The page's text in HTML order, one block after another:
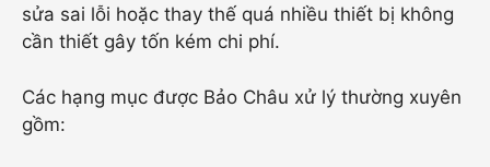
sửa sai lỗi hoặc thay thế quá nhiều thiết bị không
cần thiết gây tốn kém chi phí.
Các hạng mục được Bảo Châu xử lý thường xuyên
gồm: